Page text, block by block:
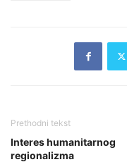
Prethodni tekst
Interes humanitarnog
regionalizma